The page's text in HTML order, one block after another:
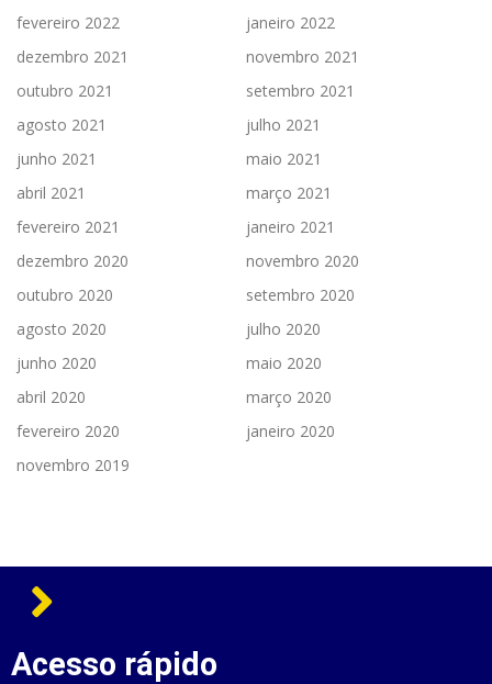
fevereiro 2022
janeiro 2022
dezembro 2021
novembro 2021
outubro 2021
setembro 2021
agosto 2021
julho 2021
junho 2021
maio 2021
abril 2021
março 2021
fevereiro 2021
janeiro 2021
dezembro 2020
novembro 2020
outubro 2020
setembro 2020
agosto 2020
julho 2020
junho 2020
maio 2020
abril 2020
março 2020
fevereiro 2020
janeiro 2020
novembro 2019
Acesso rápido